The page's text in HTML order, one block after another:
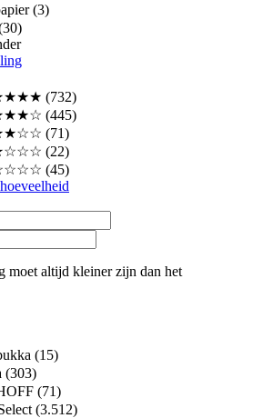
(3)
(732)
(445)
(71)
(22)
(45)
moet altijd kleiner zijn dan het
(15)
(303)
(71)
(3.512)